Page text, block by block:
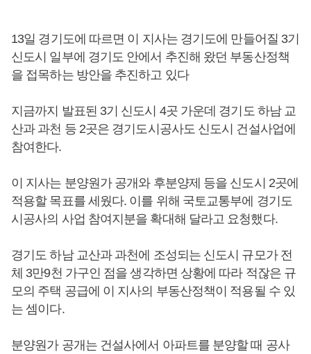
13일 경기도에 따르면 이 지사는 경기도에 만들어질 3기
신도시 일부에 경기도 안에서 추진해 왔던 부동산정책
을 접목하는 방안을 추진하고 있다
지금까지 발표된 3기 신도시 4곳 가운데 경기도 하남 교
산과 과천 등 2곳은 경기도시공사도 신도시 건설사업에
참여한다.
이 지사는 분양원가 공개와 후분양제 등을 신도시 2곳에
적용할 목표를 세웠다. 이를 위해 국토교통부에 경기도
시공사의 사업 참여지분을 확대해 달라고 요청했다.
경기도 하남 교산과 과천에 조성되는 신도시 규모가 전
체 3만9천 가구인 점을 생각하면 상황에 따라 적잖은 규
모의 주택 공급에 이 지사의 부동산정책이 적용될 수 있
는 셈이다.
분양원가 공개는 건설사에서 아파트를 분양할 때 공사